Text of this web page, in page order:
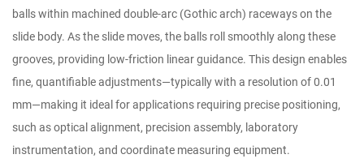
balls within machined double-arc (Gothic arch) raceways on the
slide body. As the slide moves, the balls roll smoothly along these
grooves, providing low-friction linear guidance. This design enables
fine, quantifiable adjustments—typically with a resolution of 0.01
mm—making it ideal for applications requiring precise positioning,
such as optical alignment, precision assembly, laboratory
instrumentation, and coordinate measuring equipment.